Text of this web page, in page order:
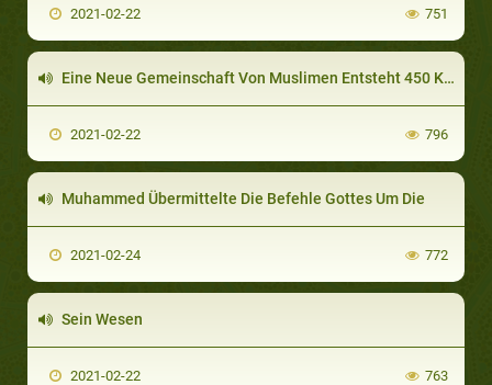
2021-02-22 751
Eine Neue Gemeinschaft Von Muslimen Entsteht 450 Km Nördlich Von Mekka
2021-02-22 796
Muhammed Übermittelte Die Befehle Gottes Um Die
2021-02-24 772
Sein Wesen
2021-02-22 763